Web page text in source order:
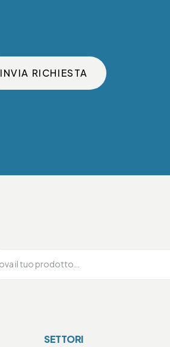
INVIA RICHIESTA
SETTORI